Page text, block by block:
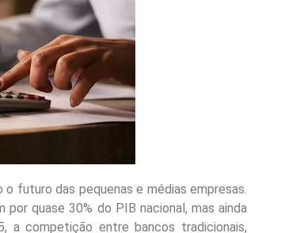
futuro das pequenas e médias empresas.
quase 30% do PIB nacional, mas ainda
a competição entre bancos tradicionais,